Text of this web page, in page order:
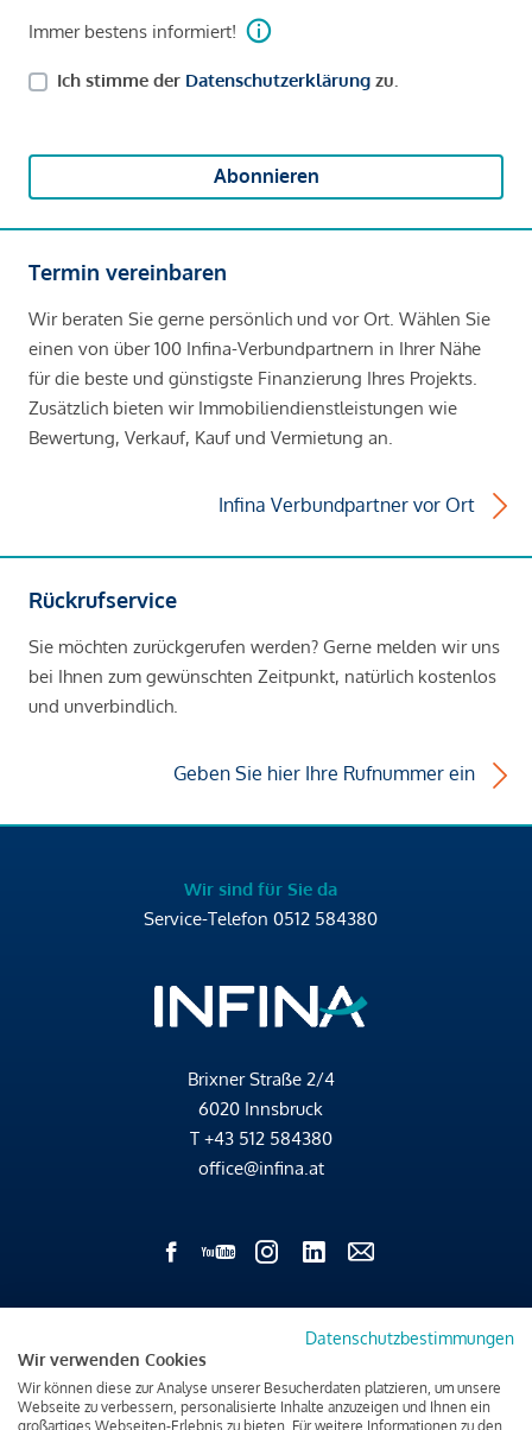
Immer bestens informiert!
Ich stimme der Datenschutzerklärung zu.
Abonnieren
Termin vereinbaren
Wir beraten Sie gerne persönlich und vor Ort. Wählen Sie
einen von über 100 Infina-Verbundpartnern in Ihrer Nähe
für die beste und günstigste Finanzierung Ihres Projekts.
Zusätzlich bieten wir Immobiliendienstleistungen wie
Bewertung, Verkauf, Kauf und Vermietung an.
Infina Verbundpartner vor Ort
Rückrufservice
Sie möchten zurückgerufen werden? Gerne melden wir uns
bei Ihnen zum gewünschten Zeitpunkt, natürlich kostenlos
und unverbindlich.
Geben Sie hier Ihre Rufnummer ein
Wir sind für Sie da
Service-Telefon 0512 584380
Brixner Straße 2/4
6020 Innsbruck
T +43 512 584380
office@infina.at
Datenschutz & Cookies
Verbraucherschutzinformation & rechtliche Hinweise
Datenschutzbestimmungen
Wir verwenden Cookies
Wir können diese zur Analyse unserer Besucherdaten platzieren, um unsere
Webseite zu verbessern, personalisierte Inhalte anzuzeigen und Ihnen ein
großartiges Webseiten-Erlebnis zu bieten. Für weitere Informationen zu den